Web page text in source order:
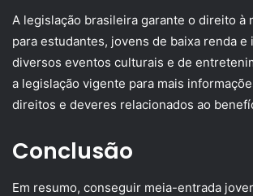
A legislação brasileira garante o direito à
para estudantes, jovens de baixa renda e
diversos eventos culturais e de
a legislação vigente para mais
direitos e deveres relacionados ao
Conclusão
Em resumo, conseguir meia-entrada